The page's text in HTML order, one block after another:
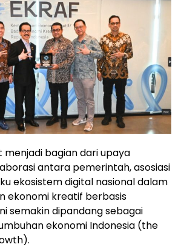
menjadi bagian dari upaya
antara pemerintah, asosiasi
ekosistem digital nasional dalam
ekonomi kreatif berbasis
semakin dipandang sebagai
ekonomi Indonesia (the